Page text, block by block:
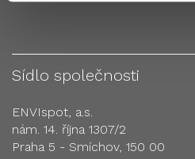
Sídlo společnosti
ENVIspot, a.s.
nám. 14. října 1307/2
Praha 5 - Smíchov, 150 00